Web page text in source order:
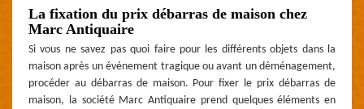
La fixation du prix débarras de maison chez
Marc Antiquaire
Si vous ne savez pas quoi faire pour les différents objets dans la
maison après un événement tragique ou avant un déménagement,
procéder au débarras de maison. Pour fixer le prix débarras de
maison, la société Marc Antiquaire prend quelques éléments en